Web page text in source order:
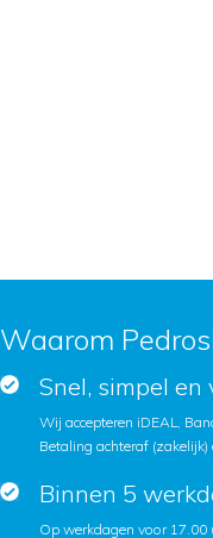
Waarom
Snel, simpel
Wij accepteren iDEAL,
Betaling achteraf (zakelijk)
Binnen 5
Op werkdagen voor